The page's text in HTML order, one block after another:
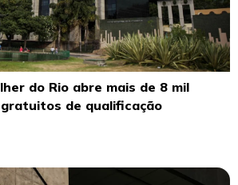
do Rio abre mais de 8 mil
de qualificação